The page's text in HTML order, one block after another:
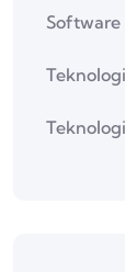
Teknologi